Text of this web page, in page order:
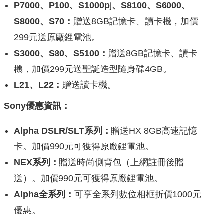
P7000、P100、S1000pj、S8100、S6000、
S8000、S70： 贈送8GB記憶卡、讀卡機，加價
299元送原廠鋰電池。
S3000、S80、S5100： 贈送8GB記憶卡、讀卡
機，加價299元送聖誕造型隨身碟4GB。
L21、L22： 贈送讀卡機。
Sony優惠資訊：
Alpha DSLR/SLT系列： 贈送HX 8GB高速記憶
卡。加價990元可獲得原廠鋰電池。
NEX系列： 贈送時尚側背包（上網註冊後贈
送）。加價990元可獲得原廠鋰電池。
Alpha全系列： 可享全系列數位相框折價1000元
優惠。